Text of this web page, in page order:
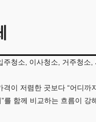
주청소, 이사청소, 거주청소
격이 저렴한 곳보다 “어디까
를 함께 비교하는 흐름이 강